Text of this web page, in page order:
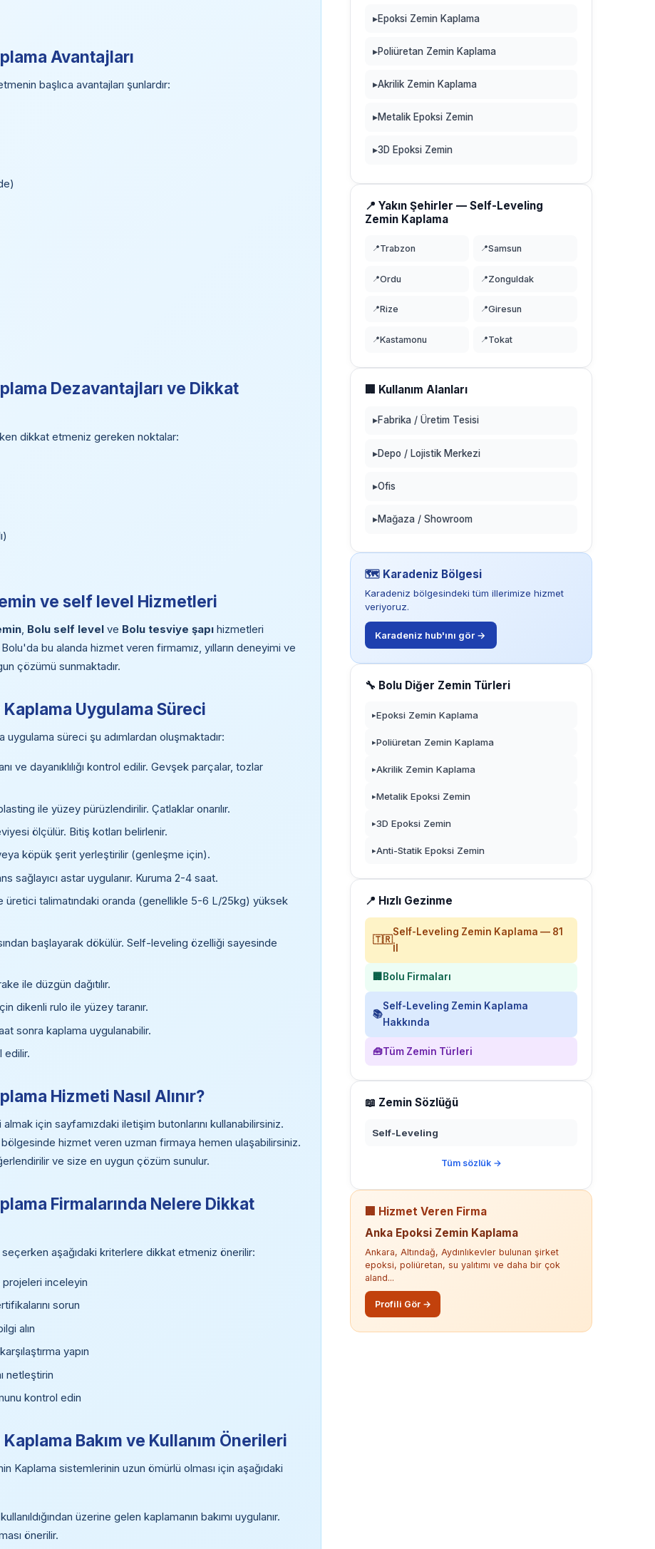
Avantajları
başlıca avantajları şunlardır:
Dezavantajları ve Dikkat
dikkat etmeniz gereken noktalar:
ve self level Hizmetleri
, Bolu self level ve Bolu tesviye şapı hizmetleri
bu alanda hizmet veren firmamız, yılların deneyimi ve
çözümü sunmaktadır.
Uygulama Süreci
süreci şu adımlardan oluşmaktadır:
ve dayanıklılığı kontrol edilir. Gevşek parçalar, tozlar
ile yüzey pürüzlendirilir. Çatlaklar onarılır.
ölçülür. Bitiş kotları belirlenir.
köpük şerit yerleştirilir (genleşme için).
sağlayıcı astar uygulanır. Kuruma 2-4 saat.
üretici talimatındaki oranda (genellikle 5-6 L/25kg) yüksek
başlayarak dökülür. Self-leveling özelliği sayesinde
ile düzgün dağıtılır.
dikenli rulo ile yüzey taranır.
sonra kaplama uygulanabilir.
edilir.
Hizmeti Nasıl Alınır?
için sayfamızdaki iletişim butonlarını kullanabilirsiniz.
hizmet veren uzman firmaya hemen ulaşabilirsiniz.
ve size en uygun çözüm sunulur.
Firmalarında Nelere Dikkat
aşağıdaki kriterlere dikkat etmeniz önerilir:
inceleyin
sorun
alın
yapın
netleştirin
kontrol edin
Bakım ve Kullanım Önerileri
Kaplama sistemlerinin uzun ömürlü olması için aşağıdaki
üzerine gelen kaplamanın bakımı uygulanır.
önerilir.
▸Epoksi Zemin Kaplama
▸Poliüretan Zemin Kaplama
▸Akrilik Zemin Kaplama
▸Metalik Epoksi Zemin
▸3D Epoksi Zemin
📍 Yakın Şehirler — Self-Leveling
Zemin Kaplama
📍Trabzon 📍Samsun
📍Ordu 📍Zonguldak
📍Rize 📍Giresun
📍Kastamonu 📍Tokat
🏢 Kullanım Alanları
▸Fabrika / Üretim Tesisi
▸Depo / Lojistik Merkezi
▸Ofis
▸Mağaza / Showroom
🗺️ Karadeniz Bölgesi
Karadeniz bölgesindeki tüm illerimize hizmet
veriyoruz.
Karadeniz hub'ını gör →
🔧 Bolu Diğer Zemin Türleri
▸Epoksi Zemin Kaplama
▸Poliüretan Zemin Kaplama
▸Akrilik Zemin Kaplama
▸Metalik Epoksi Zemin
▸3D Epoksi Zemin
▸Anti-Statik Epoksi Zemin
📍 Hızlı Gezinme
🇹🇷
Self-Leveling Zemin Kaplama — 81
İl
🏢 Bolu Firmaları
📚
Self-Leveling Zemin Kaplama
Hakkında
🧰Tüm Zemin Türleri
📖 Zemin Sözlüğü
Self-Leveling
Tüm sözlük →
🏢 Hizmet Veren Firma
Anka Epoksi Zemin Kaplama
Ankara, Altındağ, Aydınlıkevler bulunan şirket
epoksi, poliüretan, su yalıtımı ve daha bir çok
aland...
Profili Gör →